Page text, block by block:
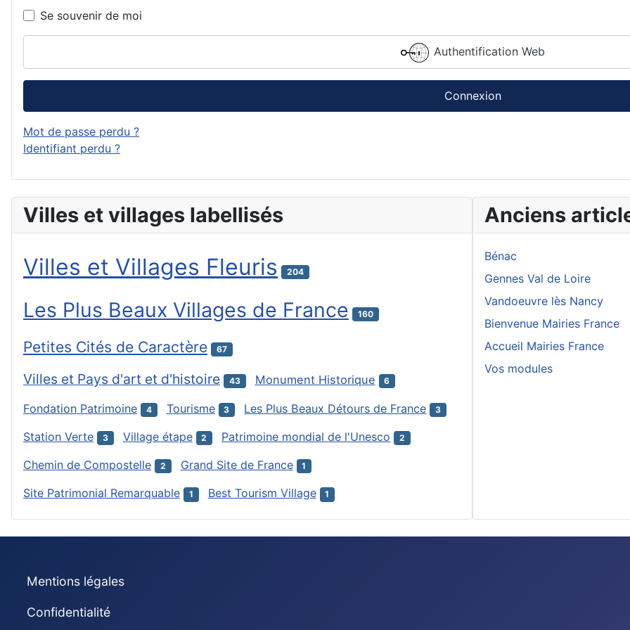
Se souvenir de moi
Authentification Web
Connexion
Mot de passe perdu ?
Identifiant perdu ?
Villes et villages labellisés
Villes et Villages Fleuris 204
Les Plus Beaux Villages de France 160
Petites Cités de Caractère 67
Villes et Pays d'art et d'histoire 43 Monument Historique 6
Fondation Patrimoine 4 Tourisme 3 Les Plus Beaux Détours de France 3
Station Verte 3 Village étape 2 Patrimoine mondial de l'Unesco 2
Chemin de Compostelle 2 Grand Site de France 1
Site Patrimonial Remarquable 1 Best Tourism Village 1
Anciens
Bénac
Gennes Val de Loire
Vandoeuvre lès Nancy
Bienvenue Mairies France
Accueil Mairies France
Vos modules
Mentions légales
Confidentialité